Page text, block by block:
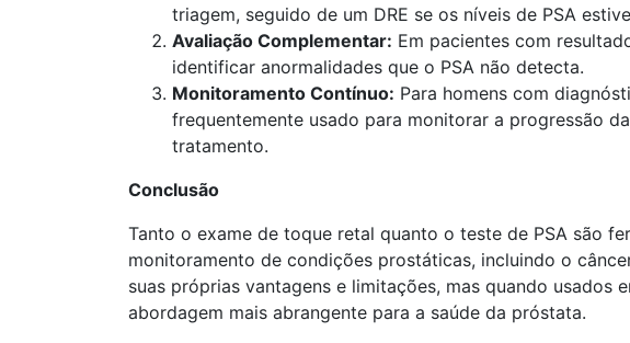
triagem, seguido de um DRE se os níveis de PSA
Avaliação Complementar: Em pacientes com
identificar anormalidades que o PSA não detecta.
Monitoramento Contínuo: Para homens com
frequentemente usado para monitorar a progressão
tratamento.
Conclusão
Tanto o exame de toque retal quanto o teste de PSA são
monitoramento de condições prostáticas, incluindo o
suas próprias vantagens e limitações, mas quando usados
abordagem mais abrangente para a saúde da próstata.